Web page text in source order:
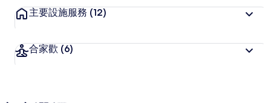
主要設施服務 (12)
合家歡 (6)